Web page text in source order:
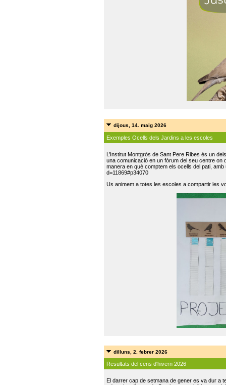
dijous, 14. maig 2026
Exemples Ocells dels Jardins a les escoles
L’Institut Montgrós de Sant Pere Ribes és un
una comunicació en un fòrum del seu centre on
manera en què comptem els ocells del pati,
d=11869#p34070
Us animem a totes les escoles a compartir les
dilluns, 2. febrer 2026
Resultats del cens d'hivern 2026
El darrer cap de setmana de gener es va dur a